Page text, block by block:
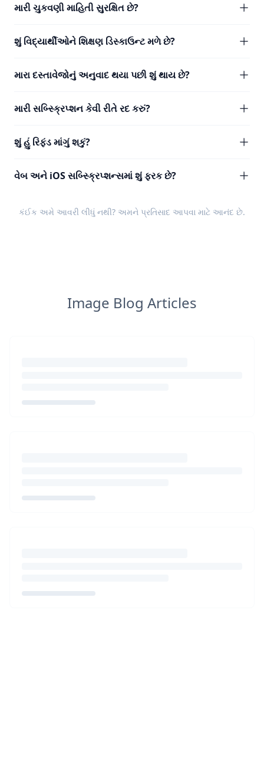
મારી ચુકવણી માહિતી સુરક્ષિત છે?
શું વિદ્યાર્થીઓને શિક્ષણ ડિસ્કાઉન્ટ મળે છે?
મારા દસ્તાવેજોનું અનુવાદ થયા પછી શું થાય છે?
મારી સબ્સ્ક્રિપ્શન કેવી રીતે રદ કરું?
શું હું રિફંડ માંગું શકું?
વેબ અને iOS સબ્સ્ક્રિપ્શન્સમાં શું ફરક છે?
કંઈક અમે આવરી લીધું નથી? અમને પ્રતિસાદ આપવા માટે આનંદ છે.
Image Blog Articles